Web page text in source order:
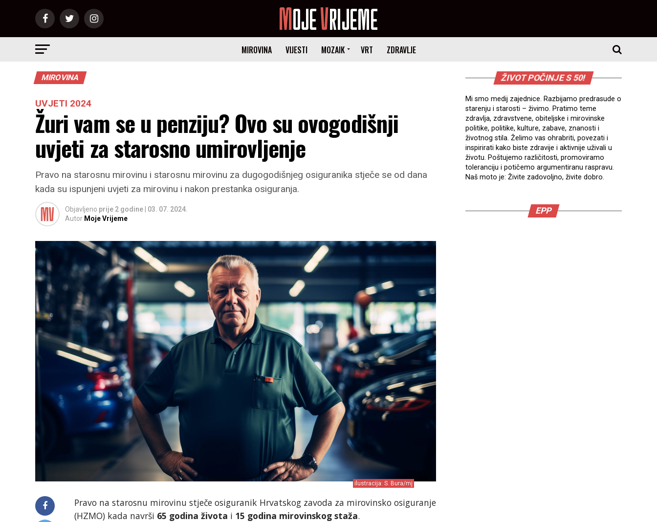
MIROVINA VIJESTI MOZAIK VRT ZDRAVLJE
MIROVINA
UVJETI 2024
Žuri vam se u penziju? Ovo su ovogodišnji
uvjeti za starosno umirovljenje
Pravo na starosnu mirovinu i starosnu mirovinu za dugogodišnjeg osiguranika stječe se od dana
kada su ispunjeni uvjeti za mirovinu i nakon prestanka osiguranja.
Objavljeno prije 2 godine
03. 07. 2024.
Autor Moje Vrijeme
ilustracija: S. Bura/mj
Pravo na starosnu mirovinu stječe osiguranik Hrvatskog zavoda za mirovinsko osiguranje
(HZMO) kada navrši 65 godina života i 15 godina mirovinskog staža.
ŽIVOT POČINJE S 50!
Mi smo medij zajednice. Razbijamo predrasude o
starenju i starosti – živimo. Pratimo teme
zdravlja, zdravstvene, obiteljske i mirovinske
politike, politike, kulture, zabave, znanosti i
životnog stila. Želimo vas ohrabriti, povezati i
inspirirati kako biste zdravije i aktivnije uživali u
životu. Poštujemo različitosti, promoviramo
toleranciju i potičemo argumentiranu raspravu.
Naš moto je: Živite zadovoljno, živite dobro.
EPP